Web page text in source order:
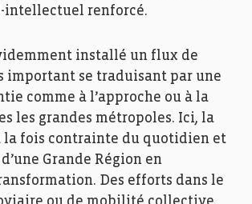
intellectuel renforcé.
installé un flux de
important se traduisant par une
comme à l’approche ou à la
les grandes métropoles. Ici, la
la fois contrainte du quotidien et
Grande Région en
Des efforts dans le